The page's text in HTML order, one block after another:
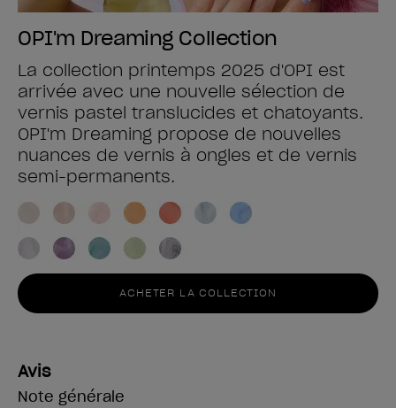
OPI'm Dreaming Collection
La collection printemps 2025 d'OPI est
arrivée avec une nouvelle sélection de
vernis pastel translucides et chatoyants.
OPI'm Dreaming propose de nouvelles
nuances de vernis à ongles et de vernis
semi-permanents.
ACHETER LA COLLECTION